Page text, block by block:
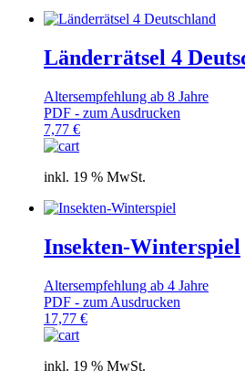
Länderrätsel 4
Altersempfehlung ab 8 Jahre
PDF - zum Ausdrucken
7,77 €
inkl. 19 % MwSt.
Insekten-Winterspiel
Altersempfehlung ab 4 Jahre
PDF - zum Ausdrucken
17,77 €
inkl. 19 % MwSt.